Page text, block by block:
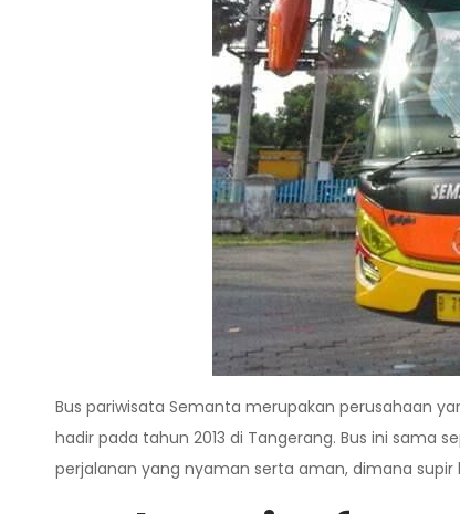
Bus pariwisata Semanta merupakan perusahaan
hadir pada tahun 2013 di Tangerang. Bus ini sama
perjalanan yang nyaman serta aman, dimana